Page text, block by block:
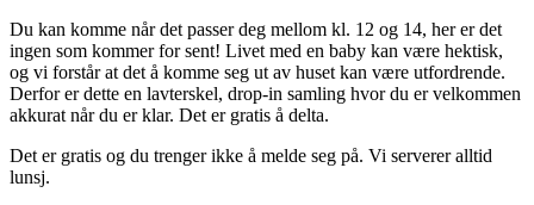
Du kan komme når det passer deg mellom kl. 12 og 14, her er det
ingen som kommer for sent! Livet med en baby kan være hektisk,
og vi forstår at det å komme seg ut av huset kan være utfordrende.
Derfor er dette en lavterskel, drop-in samling hvor du er velkommen
akkurat når du er klar. Det er gratis å delta.
Det er gratis og du trenger ikke å melde seg på. Vi serverer alltid
lunsj.